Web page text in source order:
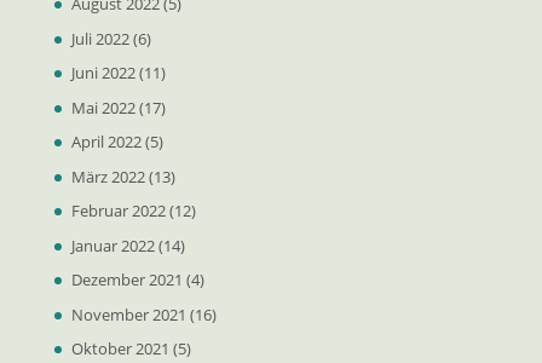
Juli 2022(6)
Juni 2022(11)
Mai 2022(17)
April 2022(5)
März 2022(13)
Februar 2022(12)
Januar 2022(14)
Dezember 2021 (4)
November 2021 (16)
Oktober 2021 (5)